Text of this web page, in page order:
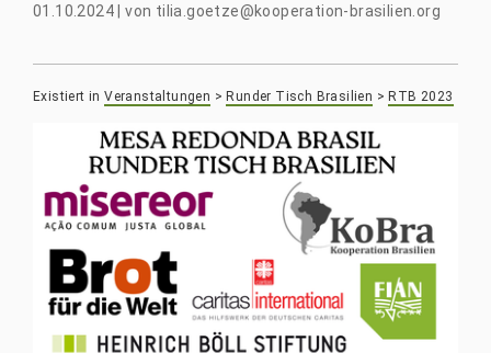
01.10.2024 |von tilia.goetze@kooperation-brasilien.org
Existiert in Veranstaltungen >Runder Tisch Brasilien >RTB 2023